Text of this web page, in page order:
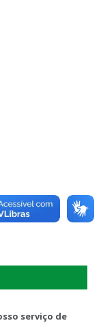
serviço de